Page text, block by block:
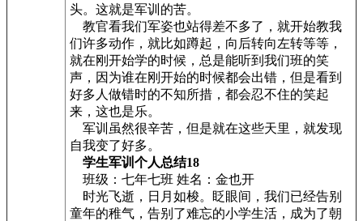
头。这就是军训的苦。
教官看我们军姿也站得差不多了，就开始教我
们许多动作，就比如蹲起，向后转向左转等等，
就在刚开始学的时候，总是能听到我们班的笑
声，因为谁在刚开始的时候都会出错，但是看到
好多人做错时的不知所措，都会忍不住的笑起
来，这也是乐。
军训虽然很辛苦，但是就在这些天里，就发现
自我变了好多。
学生军训个人总结18
班级：七年七班 姓名：金也开
时光飞逝，日月如梭。眨眼间，我们已经告别
童年的稚气，告别了难忘的小学生活，成为了朝